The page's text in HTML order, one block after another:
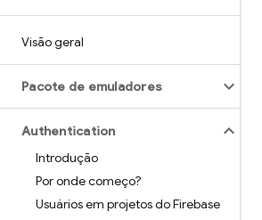
Visão geral
Pacote de emuladores
Authentication
Introdução
Por onde começo?
Usuários em projetos do Firebase